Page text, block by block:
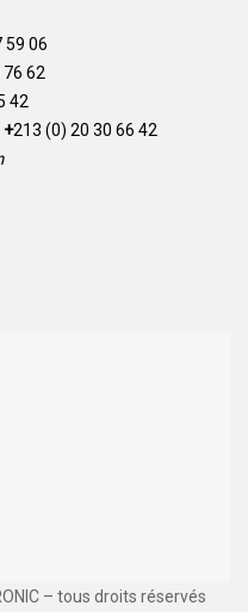
59 06
62
42
+213 (0) 20 30 66 42
– tous droits réservés